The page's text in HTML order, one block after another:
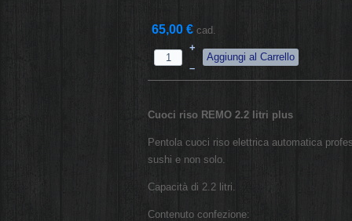
65,00 € cad.
+
–
Cuoci riso REMO 2.2 litri plus
Pentola cuoci riso elettrica automatica
sushi e non solo.
Capacità di 2.2 litri.
Contenuto confezione: